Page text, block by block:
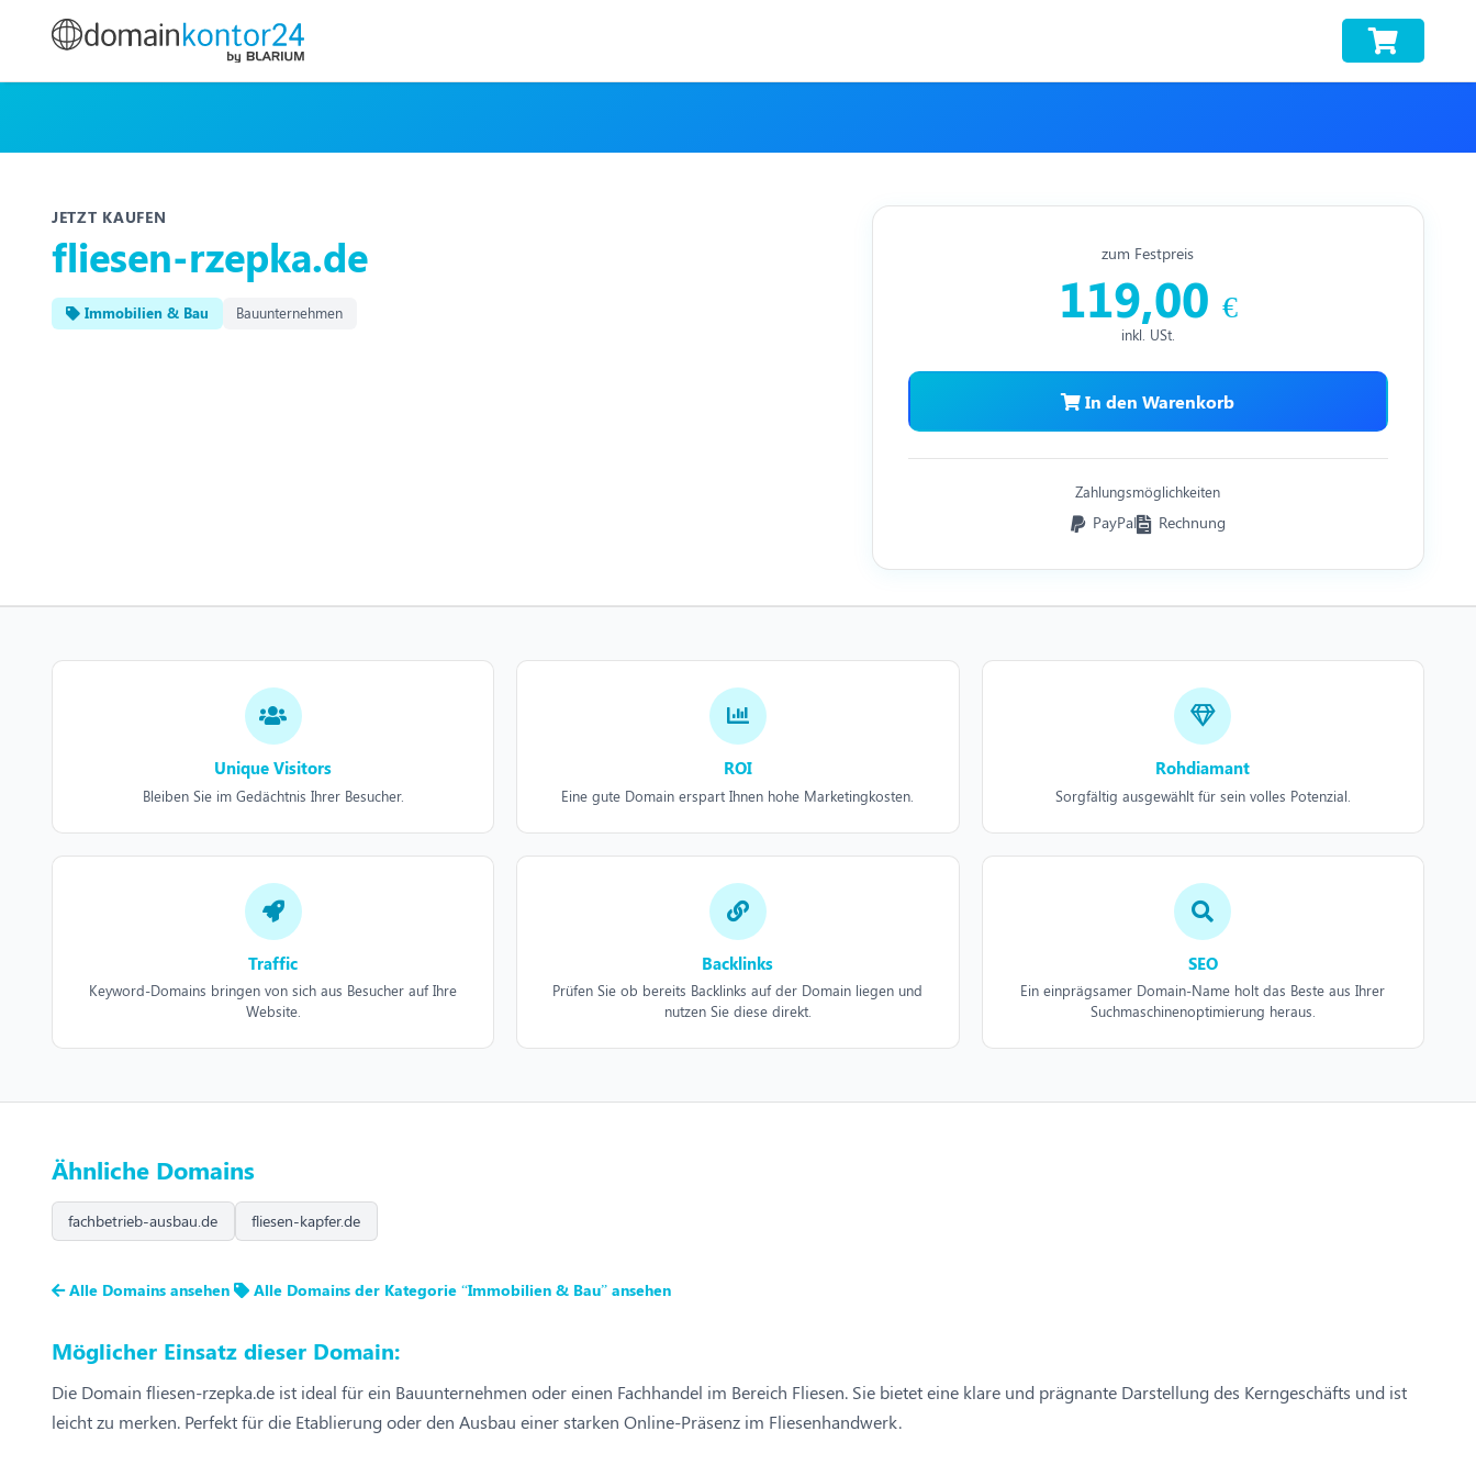
JETZT KAUFEN
fliesen-rzepka.de
Immobilien & Bau Bauunternehmen
zum Festpreis
119,00 €
inkl. USt.
In den Warenkorb
Zahlungsmöglichkeiten
PayPal Rechnung
Unique Visitors
Bleiben Sie im Gedächtnis Ihrer Besucher.
ROI
Eine gute Domain erspart Ihnen hohe Marketingkosten.
Rohdiamant
Sorgfältig ausgewählt für sein volles Potenzial.
Traffic
Keyword-Domains bringen von sich aus Besucher auf Ihre
Website.
Backlinks
Prüfen Sie ob bereits Backlinks auf der Domain liegen und
nutzen Sie diese direkt.
SEO
Ein einprägsamer Domain-Name holt das Beste aus Ihrer
Suchmaschinenoptimierung heraus.
Ähnliche Domains
fachbetrieb-ausbau.de fliesen-kapfer.de
Alle Domains ansehen Alle Domains der Kategorie “Immobilien & Bau” ansehen
Möglicher Einsatz dieser Domain:
Die Domain fliesen-rzepka.de ist ideal für ein Bauunternehmen oder einen Fachhandel im Bereich Fliesen. Sie bietet eine klare und prägnante Darstellung des Kerngeschäfts und ist
leicht zu merken. Perfekt für die Etablierung oder den Ausbau einer starken Online-Präsenz im Fliesenhandwerk.